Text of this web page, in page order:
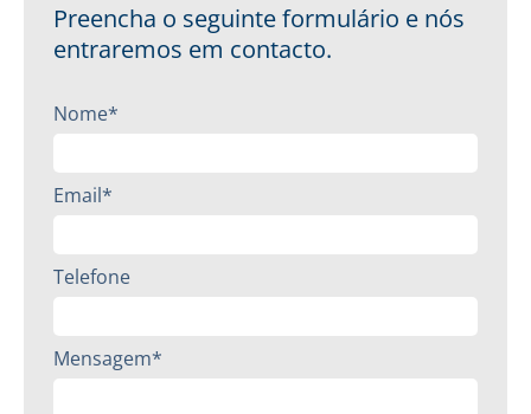
Preencha o seguinte formulário e nós
entraremos em contacto.
Nome*
Email*
Telefone
Mensagem*